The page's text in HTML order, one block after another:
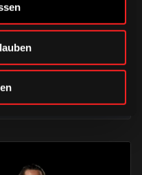
Sonntag im